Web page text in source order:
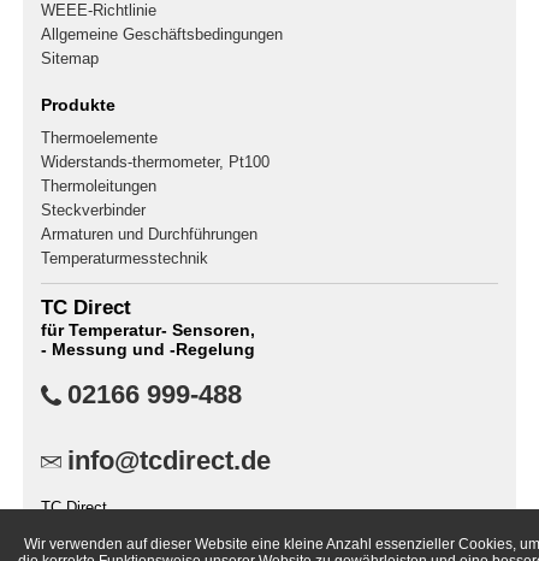
WEEE-Richtlinie
Allgemeine Geschäftsbedingungen
Sitemap
Produkte
Thermoelemente
Widerstands-thermometer, Pt100
Thermoleitungen
Steckverbinder
Armaturen und Durchführungen
Temperaturmesstechnik
TC Direct
für Temperatur- Sensoren,
- Messung und -Regelung
02166 999-488
info@tcdirect.de
TC Direct
41181 Mönchengladbach
Wir verwenden auf dieser Website eine kleine Anzahl essenzieller Cookies, um